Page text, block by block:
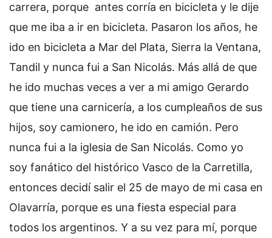
carrera, porque antes corría en bicicleta y le dije
que me iba a ir en bicicleta. Pasaron los años, he
ido en bicicleta a Mar del Plata, Sierra la Ventana,
Tandil y nunca fui a San Nicolás. Más allá de que
he ido muchas veces a ver a mi amigo Gerardo
que tiene una carnicería, a los cumpleaños de sus
hijos, soy camionero, he ido en camión. Pero
nunca fui a la iglesia de San Nicolás. Como yo
soy fanático del histórico Vasco de la Carretilla,
entonces decidí salir el 25 de mayo de mi casa en
Olavarría, porque es una fiesta especial para
todos los argentinos. Y a su vez para mí, porque